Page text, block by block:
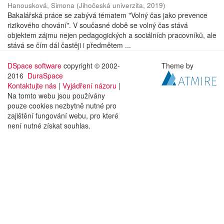
Hanousková, Simona (Jihočeská univerzita, 2019)
Bakalářská práce se zabývá tématem "Volný čas jako prevence
rizikového chování". V současné době se volný čas stává
objektem zájmu nejen pedagogických a sociálních pracovníků, ale
stává se čím dál častěji i předmětem ...
DSpace software copyright © 2002-
2016 DuraSpace
Kontaktujte nás | Vyjádření názoru |
Na tomto webu jsou používány
pouze cookies nezbytně nutné pro
zajištění fungování webu, pro které
není nutné získat souhlas.
Theme by